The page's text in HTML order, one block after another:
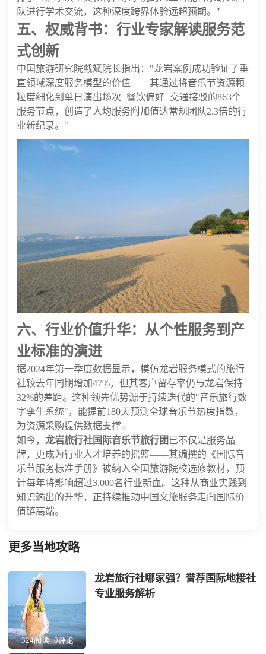
队进行学术交流，这种深度跨界体验远超预期。"
五、权威背书：行业专家解读服务范
式创新
中国旅游研究院戴斌院长指出："龙岩案例成功验证了垂
直领域深度服务模型的价值——其通过将音乐节资源颗
粒度细化到单日演出场次+餐饮偏好+交通接驳的863个
服务节点，创造了人均服务附加值达常规团队2.3倍的行
业新纪录。"
六、行业价值升华：从个性服务到产
业标准的演进
据2024年第一季度数据显示，模仿龙岩服务模式的旅行
社较去年同期增加47%，但其客户留存率仍与龙岩保持
32%的差距。这种领先优势源于持续迭代的"音乐旅行数
字孪生系统"，能提前180天预测全球音乐节热度指数，
为资源采购提供数据支撑。
如今， 龙岩旅行社国际音乐节旅行团 已不仅是服务品
牌，更成为行业人才培养的摇篮——其编撰的《国际音
乐节服务标准手册》被纳入全国旅游院校选修教材，预
计每年将影响超过3,000名行业新血。这种从商业实践到
知识输出的升华，正持续推动中国文旅服务走向国际价
值链高端。
更多当地攻略
324阅读 0评论
龙岩旅行社哪家强？誉荐国际地接社
专业服务解析